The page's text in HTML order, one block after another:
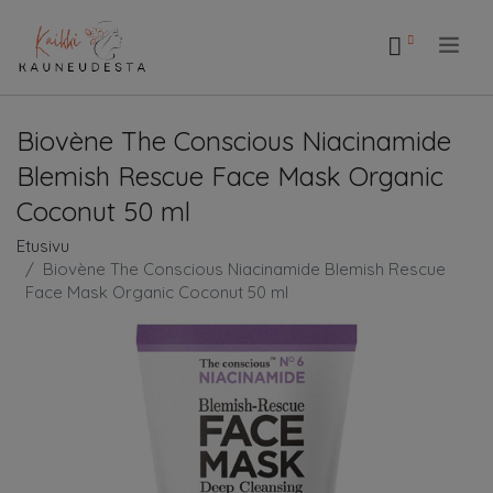
Biovène The Conscious Niacinamide
Blemish Rescue Face Mask Organic
Coconut 50 ml
Etusivu
Biovène The Conscious Niacinamide Blemish Rescue
Face Mask Organic Coconut 50 ml